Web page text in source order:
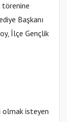
törenine
Başkanı
İlçe Gençlik
olmak isteyen